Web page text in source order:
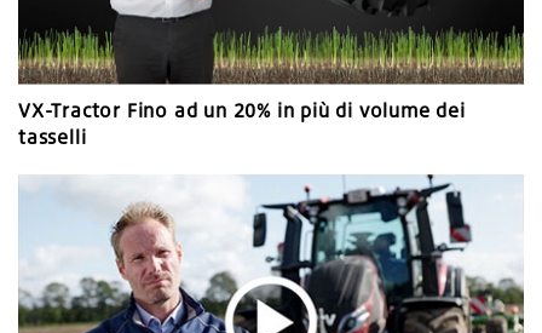
VX-Tractor Fino ad un 20% in più di volume dei
tasselli